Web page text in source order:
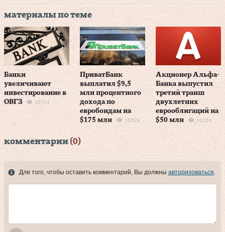
материалы по теме
Банки
увеличивают
инвестирование в
ОВГЗ
16724
ПриватБанк
выплатил $9,5
млн процентного
дохода по
евробондам на
$175 млн
18319
Акционер Альфа-
Банка выпустил
третий транш
двухлетних
еврооблигаций на
$50 млн
16224
комментарии (0)
Для того, чтобы оставить комментарий, Вы должны авторизоваться.